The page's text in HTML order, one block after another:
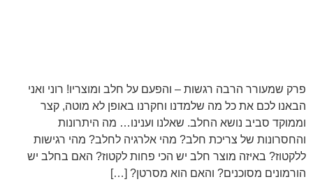
פרק שמעורר הרבה רגשות – והפעם על חלב ומוצריו! רוני ואני
הבאנו לכם את כל מה שלמדנו וחקרנו באופן לא מוטה, קצר
וממוקד סביב נושא החלב. שאלנו וענינו… מה היתרונות
והחסרונות של צריכת חלב? מהי אלרגיה לחלב? מהי רגישות
ללקטוז? באיזה מוצר חלב יש הכי פחות לקטוז? האם בחלב יש
הורמונים מסוכנים? והאם הוא מסרטן? […]